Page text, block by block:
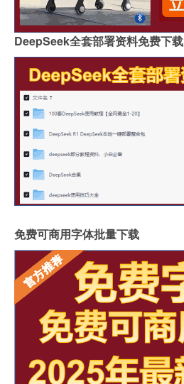
DeepSeek全套部署资料免费下载
免费可商用字体批量下载